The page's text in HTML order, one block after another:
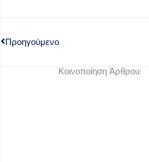
Προηγούμενο
Κοινοποίηση Άρθρου: